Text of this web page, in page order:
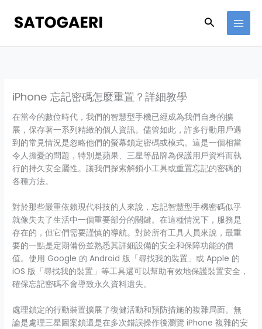
content
Search
iPhone 忘記密碼怎麼重置？詳細教學
在當今的數位時代，我們的智慧型手機已經成為我們自身的擴
展，保存著一系列精緻的個人資訊。儘管如此，許多行動用戶遇
到的常見情況是忽略他們的螢幕鎖定密碼或模式。這是一個相當
令人擔憂的問題，特別是蘋果、三星等品牌為保護用戶資料而執
行的持久安全屬性。讓我們探索解鎖小工具或重置忘記的密碼的
各種方法。
對於那些嚴重依賴現代科技的人來說，忘記智慧型手機密碼似乎
就像失去了生活中一個重要部分的關鍵。在這種情況下，服務是
存在的，但它們需要謹慎的導航。對於所有工具人員來說，最重
要的一點是定期備份並熟悉其詳細設備的安全和保障功能的價
值。使用 Google 的 Android 版「尋找我的裝置」或 Apple 的
iOS 版「尋找我的裝置」等工具還可以幫助有效地保護裝置安全，
確保忘記密碼不會導致永久資料遺失。
處理鎖定的行動裝置擴展了復健活動和預防措施的複雜局面。無
論是處理三星圖案鎖還是在多次錯誤操作後瀏覽 iPhone 複雜的安